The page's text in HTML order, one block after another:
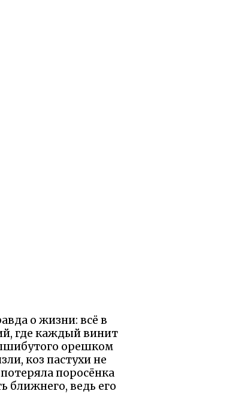
о жизни: всё в
где каждый винит
орешком
коз пастухи не
поросёнка
ближнего, ведь его